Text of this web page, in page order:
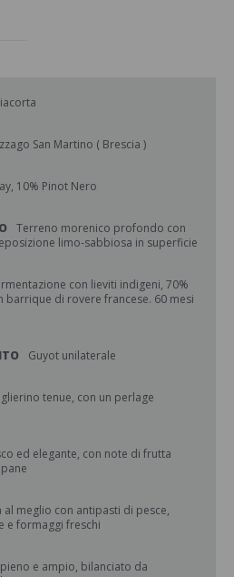
San Martino ( Brescia )
10% Pinot Nero
Terreno morenico profondo con
limo-sabbiosa in superficie
con lieviti indigeni, 70%
barrique di rovere francese. 60 mesi
Guyot unilaterale
tenue, con un perlage
ed elegante, con note di frutta
al meglio con antipasti di pesce,
e formaggi freschi
e ampio, bilanciato da